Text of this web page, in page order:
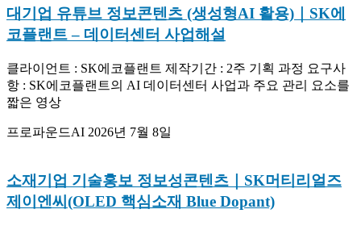
대기업 유튜브 정보콘텐츠 (생성형AI 활용)｜SK에
코플랜트 – 데이터센터 사업해설
클라이언트 : SK에코플랜트 제작기간 : 2주 기획 과정 요구사
항 : SK에코플랜트의 AI 데이터센터 사업과 주요 관리 요소를
짧은 영상
프로파운드AI 2026년 7월 8일
소재기업 기술홍보 정보성콘텐츠｜SK머티리얼즈
제이엔씨(OLED 핵심소재 Blue Dopant)